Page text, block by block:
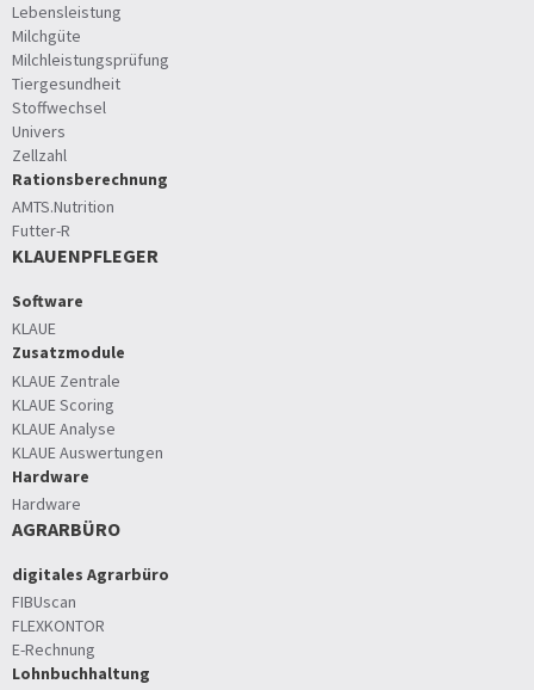
Lebensleistung
Milchgüte
Milchleistungsprüfung
Tiergesundheit
Stoffwechsel
Univers
Zellzahl
Rationsberechnung
AMTS.Nutrition
Futter-R
KLAUENPFLEGER
Software
KLAUE
Zusatzmodule
KLAUE Zentrale
KLAUE Scoring
KLAUE Analyse
KLAUE Auswertungen
Hardware
Hardware
AGRARBÜRO
digitales Agrarbüro
FIBUscan
FLEXKONTOR
E-Rechnung
Lohnbuchhaltung